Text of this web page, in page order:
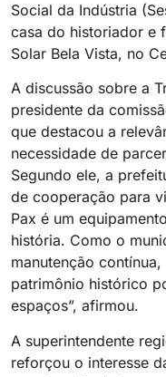
Social da Indústria
casa do historiador e
Solar Bela Vista, no
A discussão sobre a
presidente da
que destacou a
necessidade de
Segundo ele, a
de cooperação para
Pax é um
história. Como o
manutenção
patrimônio histórico
espaços”, afirmou.
A superintendente
reforçou o interesse